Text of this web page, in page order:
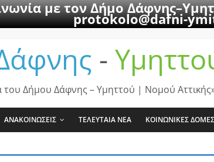
με τον Δήμο
protokolo@dafni-
-
του Δήμου Δάφνης – Υμηττού | Νομού
ΑΝΑΚΟΙΝΩΣΕΙΣ ΤΕΛΕΥΤΑΙΑ ΝΕΑ ΚΟΙΝΩΝΙΚΕΣ ΔΟΜΕΣ